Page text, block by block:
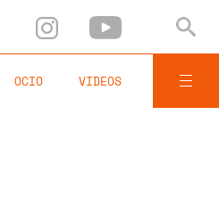
OCIO VIDEOS